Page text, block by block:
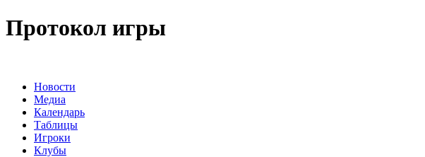
Протокол игры
Новости
Медиа
Календарь
Таблицы
Игроки
Клубы